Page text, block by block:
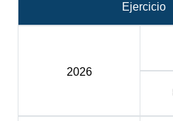
Ejercicio
2026